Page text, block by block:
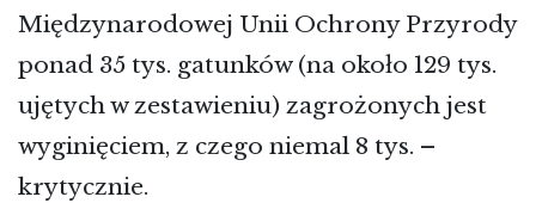
Międzynarodowej Unii Ochrony Przyrody
ponad 35 tys. gatunków (na około 129 tys.
ujętych w zestawieniu) zagrożonych jest
wyginięciem, z czego niemal 8 tys. –
krytycznie.